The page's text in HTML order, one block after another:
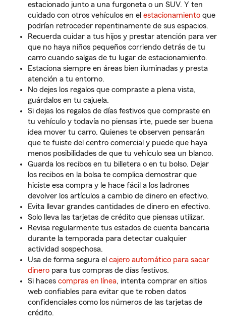
estacionado junto a una furgoneta o un SUV. Y ten
cuidado con otros vehículos en el estacionamiento que
podrían retroceder repentinamente de sus espacios.
Recuerda cuidar a tus hijos y prestar atención para ver
que no haya niños pequeños corriendo detrás de tu
carro cuando salgas de tu lugar de estacionamiento.
Estaciona siempre en áreas bien iluminadas y presta
atención a tu entorno.
No dejes los regalos que compraste a plena vista,
guárdalos en tu cajuela.
Si dejas los regalos de días festivos que compraste en
tu vehículo y todavía no piensas irte, puede ser buena
idea mover tu carro. Quienes te observen pensarán
que te fuiste del centro comercial y puede que haya
menos posibilidades de que tu vehículo sea un blanco.
Guarda los recibos en tu billetera o en tu bolso. Dejar
los recibos en la bolsa te complica demostrar que
hiciste esa compra y le hace fácil a los ladrones
devolver los artículos a cambio de dinero en efectivo.
Evita llevar grandes cantidades de dinero en efectivo.
Solo lleva las tarjetas de crédito que piensas utilizar.
Revisa regularmente tus estados de cuenta bancaria
durante la temporada para detectar cualquier
actividad sospechosa.
Usa de forma segura el cajero automático para sacar
dinero para tus compras de días festivos.
Si haces compras en línea, intenta comprar en sitios
web confiables para evitar que te roben datos
confidenciales como los números de las tarjetas de
crédito.